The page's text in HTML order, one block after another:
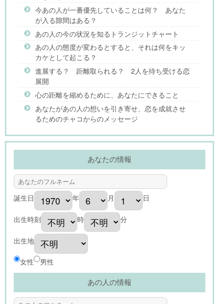
今あの人が一番優先していることは何？ あなた
が入る隙間はある？
あの人の今の状況を知るトランジットチャート
あの人の態度が変わるとすると、それは何をキッ
カケとして起こる？
進展する？ 距離取られる？ 2人を待ち受ける恋
展開
心の距離を縮めるために、あなたにできること
あなたがあの人の想いを引き寄せ、恋を成就させ
るためのチャコからのメッセージ
あなたの情報
誕生日 年 月 日
出生時刻 時 分
出生地
女性 男性
あの人の情報